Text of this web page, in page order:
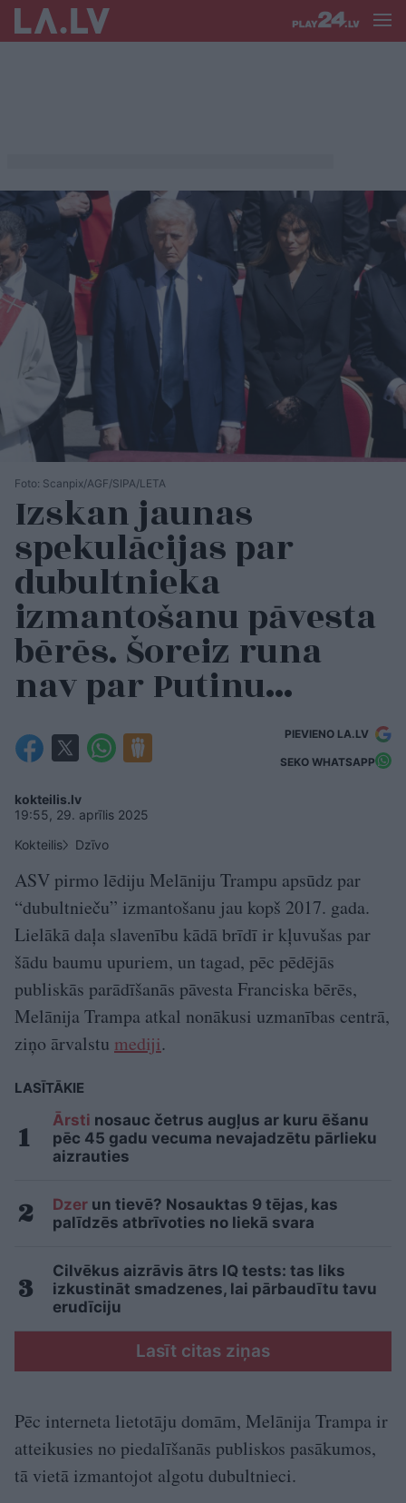
Foto: Scanpix/AGF/SIPA/LETA
Izskan jaunas
spekulācijas par
dubultnieka
izmantošanu pāvesta
bērēs. Šoreiz runa
nav par Putinu…
PIEVIENO LA.LV
SEKO WHATSAPP
kokteilis.lv
19:55, 29. aprīlis 2025
Kokteilis
Dzīvo
ASV pirmo lēdiju Melāniju Trampu apsūdz par
“dubultnieču” izmantošanu jau kopš 2017. gada.
Lielākā daļa slavenību kādā brīdī ir kļuvušas par
šādu baumu upuriem, un tagad, pēc pēdējās
publiskās parādīšanās pāvesta Franciska bērēs,
Melānija Trampa atkal nonākusi uzmanības centrā,
ziņo ārvalstu mediji.
LASĪTĀKIE
Ārsti nosauc četrus augļus ar kuru ēšanu
pēc 45 gadu vecuma nevajadzētu pārlieku
aizrauties
Dzer un tievē? Nosauktas 9 tējas, kas
palīdzēs atbrīvoties no liekā svara
Cilvēkus aizrāvis ātrs IQ tests: tas liks
izkustināt smadzenes, lai pārbaudītu tavu
erudīciju
Lasīt citas ziņas
Pēc interneta lietotāju domām, Melānija Trampa ir
atteikusies no piedalīšanās publiskos pasākumos,
tā vietā izmantojot algotu dubultnieci.